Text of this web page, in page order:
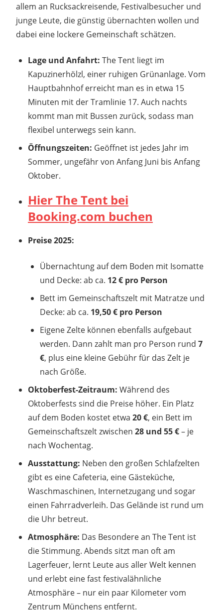
allem an Rucksackreisende, Festivalbesucher und
junge Leute, die günstig übernachten wollen und
dabei eine lockere Gemeinschaft schätzen.
Lage und Anfahrt: The Tent liegt im
Kapuzinerhölzl, einer ruhigen Grünanlage. Vom
Hauptbahnhof erreicht man es in etwa 15
Minuten mit der Tramlinie 17. Auch nachts
kommt man mit Bussen zurück, sodass man
flexibel unterwegs sein kann.
Öffnungszeiten: Geöffnet ist jedes Jahr im
Sommer, ungefähr von Anfang Juni bis Anfang
Oktober.
Hier The Tent bei
Booking.com buchen
Preise 2025:
Übernachtung auf dem Boden mit Isomatte
und Decke: ab ca. 12 € pro Person
Bett im Gemeinschaftszelt mit Matratze und
Decke: ab ca. 19,50 € pro Person
Eigene Zelte können ebenfalls aufgebaut
werden. Dann zahlt man pro Person rund 7
€, plus eine kleine Gebühr für das Zelt je
nach Größe.
Oktoberfest-Zeitraum: Während des
Oktoberfests sind die Preise höher. Ein Platz
auf dem Boden kostet etwa 20 €, ein Bett im
Gemeinschaftszelt zwischen 28 und 55 €– je
nach Wochentag.
Ausstattung: Neben den großen Schlafzelten
gibt es eine Cafeteria, eine Gästeküche,
Waschmaschinen, Internetzugang und sogar
einen Fahrradverleih. Das Gelände ist rund um
die Uhr betreut.
Atmosphäre: Das Besondere an The Tent ist
die Stimmung. Abends sitzt man oft am
Lagerfeuer, lernt Leute aus aller Welt kennen
und erlebt eine fast festivalähnliche
Atmosphäre – nur ein paar Kilometer vom
Zentrum Münchens entfernt.